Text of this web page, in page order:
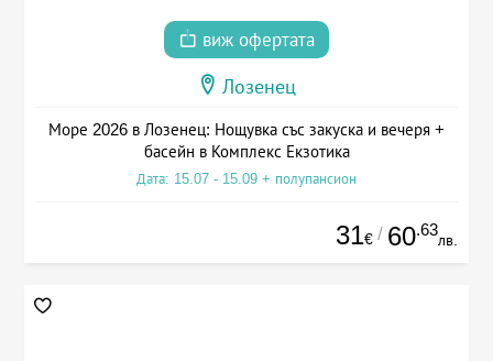
виж офертата
Лозенец
Море 2026 в Лозенец: Нощувка със закуска и вечеря +
басейн в Комплекс Екзотика
Дата: 15.07 - 15.09 + полупансион
31€ / 60.63
лв.